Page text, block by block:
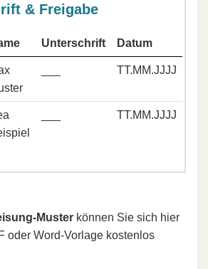
& Freigabe
Unterschrift Datum
TT.MM.JJJJ
TT.MM.JJJJ
Muster können Sie sich hier
oder Word-Vorlage kostenlos